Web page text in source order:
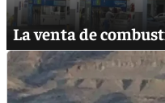
La venta de